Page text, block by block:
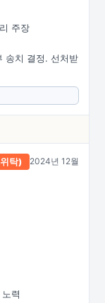
주장
송치 결정. 선처받
탁) 2024년 12월
력